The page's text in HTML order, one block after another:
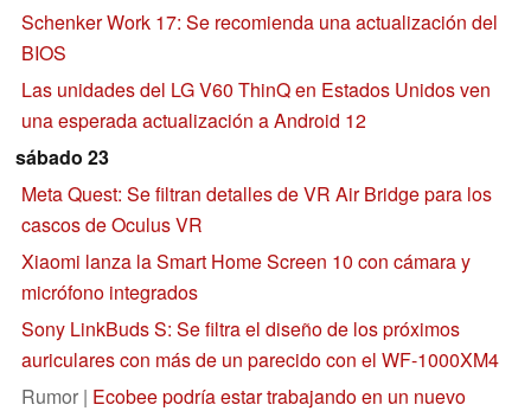
Schenker Work 17: Se recomienda una actualización del
BIOS
Las unidades del LG V60 ThinQ en Estados Unidos ven
una esperada actualización a Android 12
sábado 23
Meta Quest: Se filtran detalles de VR Air Bridge para los
cascos de Oculus VR
Xiaomi lanza la Smart Home Screen 10 con cámara y
micrófono integrados
Sony LinkBuds S: Se filtra el diseño de los próximos
auriculares con más de un parecido con el WF-1000XM4
Rumor | Ecobee podría estar trabajando en un nuevo